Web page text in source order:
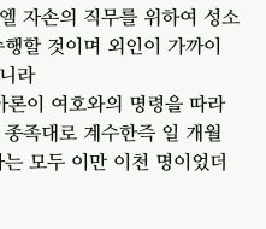
자손의 직무를 위하여 성소
할 것이며 외인이 가까이
라
론이 여호와의 명령을 따라
족대로 계수한즉 일 개월
모두 이만 이천 명이었더